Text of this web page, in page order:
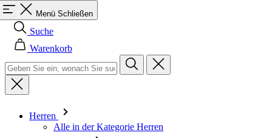
Menü Schließen
Suche
Warenkorb
Herren
Alle in der Kategorie Herren